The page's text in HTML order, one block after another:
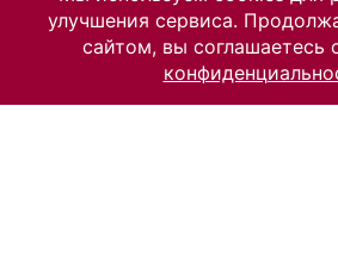
улучшения сервиса.
сайтом, вы соглашаетесь